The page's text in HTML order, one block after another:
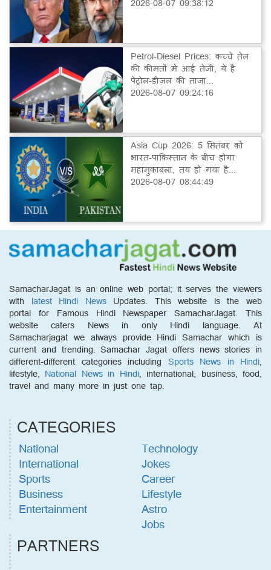
2026-08-07 09:38:12
Petrol-Diesel Prices: कच्चे तेल
की कीमतों में आई तेजी, ये है
पेट्रोल-डीजल की ताजा...
2026-08-07 09:24:16
Asia Cup 2026: 5 सितंबर को
भारत-पाकिस्तान के बीच होगा
महामुकाबला, तय हो गया है...
2026-08-07 08:44:49
SamacharJagat is an online web portal; it serves the viewers
with latest Hindi NewsUpdates. This website is the web
portal for Famous Hindi Newspaper SamacharJagat. This
website caters News in only Hindi language. At
Samacharjagat we always provide Hindi Samachar which is
current and trending. Samachar Jagat offers news stories in
different-different categories including Sports News in Hindi,
lifestyle, National News in Hindi, international, business, food,
travel and many more in just one tap.
CATEGORIES
National
International
Sports
Business
Entertainment
Technology
Jokes
Career
Lifestyle
Astro
Jobs
PARTNERS